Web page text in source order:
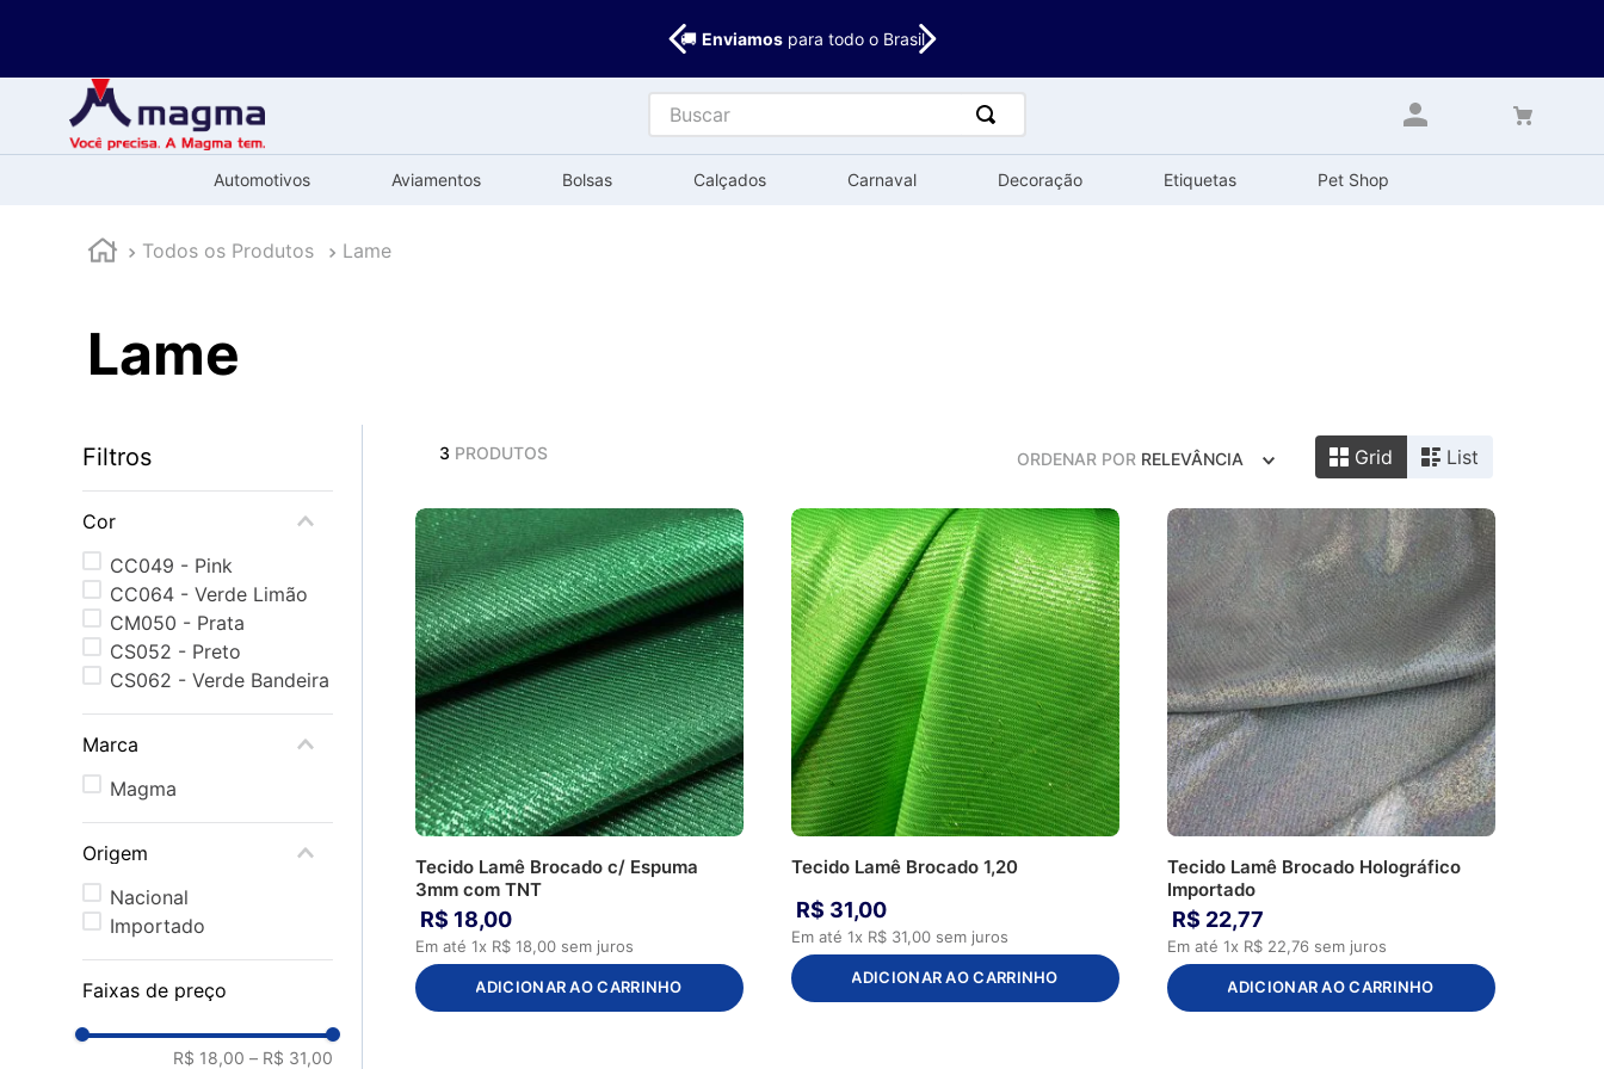
🚚 Enviamospara todo o Brasil
Buscar
Automotivos Aviamentos Bolsas Calçados Carnaval Decoração Etiquetas Pet Shop
Todos os Produtos Lame
Lame
Filtros
Cor
CC049 - Pink
CC064 - Verde Limão
CM050 - Prata
CS052 - Preto
CS062 - Verde Bandeira
Marca
Magma
Origem
Nacional
Importado
Faixas de preço
R$ 18,00 – R$ 31,00
3 PRODUTOS ORDENAR POR RELEVÂNCIA Grid List
Tecido Lamê Brocado c/ Espuma
3mm com TNT
R$ 18,00
Em até 1x R$ 18,00sem juros
ADICIONAR AO CARRINHO
Tecido Lamê Brocado 1,20
R$ 31,00
Em até 1x R$ 31,00sem juros
ADICIONAR AO CARRINHO
Tecido Lamê Brocado Holográfico
Importado
R$ 22,77
Em até 1x R$ 22,76sem juros
ADICIONAR AO CARRINHO